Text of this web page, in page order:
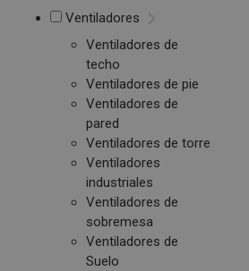
Ventiladores
Ventiladores de
techo
Ventiladores de pie
Ventiladores de
pared
Ventiladores de torre
Ventiladores
industriales
Ventiladores de
sobremesa
Ventiladores de
Suelo